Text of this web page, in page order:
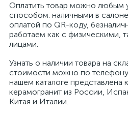
Оплатить товар можно любым
способом: наличными в
оплатой по QR-коду,
работаем как с физическими,
лицами.
Узнать о наличии товара на
стоимости можно по
нашем каталоге представлена
керамогранит из России,
Китая и Италии.